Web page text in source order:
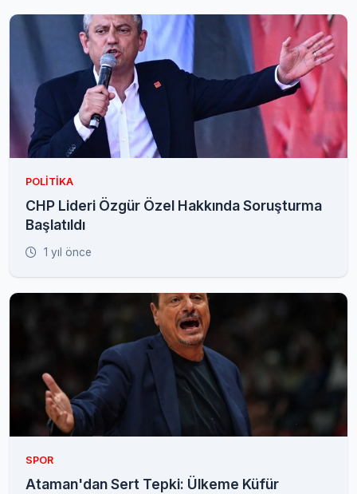
POLITIKA
CHP Lideri Özgür Özel Hakkında Soruşturma
Başlatıldı
1 yıl önce
SPOR
Ataman'dan Sert Tepki: Ülkeme Küfür